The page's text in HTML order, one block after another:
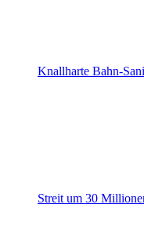
Knallharte Bahn-
Streit um 30